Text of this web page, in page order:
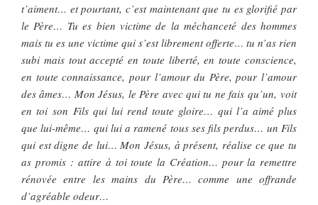
t’aiment… et pourtant, c’est maintenant que tu es glorifié par
le Père… Tu es bien victime de la méchanceté des hommes
mais tu es une victime qui s’est librement offerte… tu n’as rien
subi mais tout accepté en toute liberté, en toute conscience,
en toute connaissance, pour l’amour du Père, pour l’amour
des âmes… Mon Jésus, le Père avec qui tu ne fais qu’un, voit
en toi son Fils qui lui rend toute gloire… qui l’a aimé plus
que lui-même… qui lui a ramené tous ses fils perdus… un Fils
qui est digne de lui… Mon Jésus, à présent, réalise ce que tu
as promis : attire à toi toute la Création… pour la remettre
rénovée entre les mains du Père… comme une offrande
d’agréable odeur…